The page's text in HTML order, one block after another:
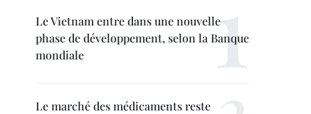
Le Vietnam entre dans une nouvelle
phase de développement, selon la Banque
mondiale
Le marché des médicaments reste